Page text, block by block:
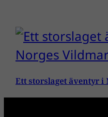
Ett storslaget äventyr i